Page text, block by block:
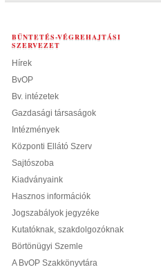
BÜNTETÉS-VÉGREHAJTÁSI
SZERVEZET
Hírek
BvOP
Bv. intézetek
Gazdasági társaságok
Intézmények
Központi Ellátó Szerv
Sajtószoba
Kiadványaink
Hasznos információk
Jogszabályok jegyzéke
Kutatóknak, szakdolgozóknak
Börtönügyi Szemle
A BvOP Szakkönyvtára